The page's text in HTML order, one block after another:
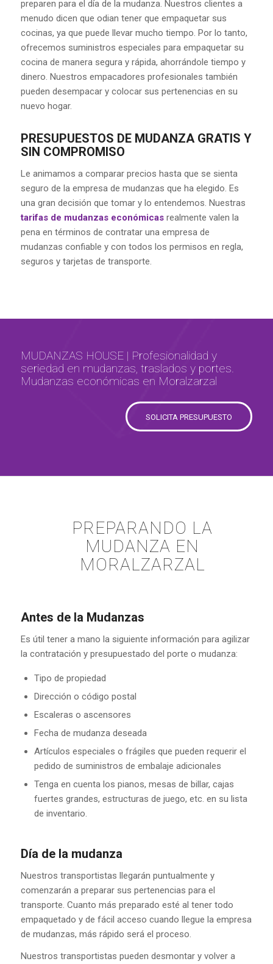
preparen para el día de la mudanza. Nuestros clientes a
menudo dicen que odian tener que empaquetar sus
cocinas, ya que puede llevar mucho tiempo. Por lo tanto,
ofrecemos suministros especiales para empaquetar su
cocina de manera segura y rápida, ahorrándole tiempo y
dinero. Nuestros empacadores profesionales también
pueden desempacar y colocar sus pertenencias en su
nuevo hogar.
PRESUPUESTOS DE MUDANZA GRATIS Y
SIN COMPROMISO
Le animamos a comparar precios hasta que se sienta
seguro de la empresa de mudanzas que ha elegido. Es
una gran decisión que tomar y lo entendemos. Nuestras
tarifas de mudanzas económicasrealmente valen la
pena en términos de contratar una empresa de
mudanzas confiable y con todos los permisos en regla,
seguros y tarjetas de transporte.
MUDANZAS HOUSE | Profesionalidad y
seriedad en mudanzas, traslados y portes.
Mudanzas económicas en Moralzarzal
SOLICITA PRESUPUESTO
PREPARANDO LA
MUDANZA EN
MORALZARZAL
Antes de la Mudanzas
Es útil tener a mano la siguiente información para agilizar
la contratación y presupuestado del porte o mudanza:
Tipo de propiedad
Dirección o código postal
Escaleras o ascensores
Fecha de mudanza deseada
Artículos especiales o frágiles que pueden requerir el
pedido de suministros de embalaje adicionales
Tenga en cuenta los pianos, mesas de billar, cajas
fuertes grandes, estructuras de juego, etc. en su lista
de inventario.
Día de la mudanza
Nuestros transportistas llegarán puntualmente y
comenzarán a preparar sus pertenencias para el
transporte. Cuanto más preparado esté al tener todo
empaquetado y de fácil acceso cuando llegue la empresa
de mudanzas, más rápido será el proceso.
Nuestros transportistas pueden desmontar y volver a